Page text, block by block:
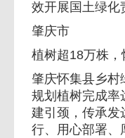
效开展国土绿化
肇庆市
植树超18万株
肇庆怀集县乡
规划植树完成率
建引颈，传承发
行、用心部署、